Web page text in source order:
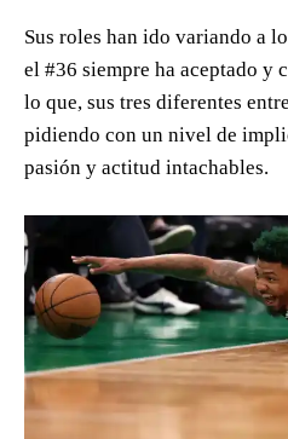
Sus roles han ido variando a
el #36 siempre ha aceptado y
lo que, sus tres diferentes
pidiendo con un nivel de
pasión y actitud intachables.